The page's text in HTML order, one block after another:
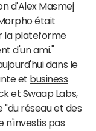
d'Alex Masmej
était
la plateforme
d'un ami."
dans le
et business
et Swaap Labs,
"du réseau et des
n'investis pas